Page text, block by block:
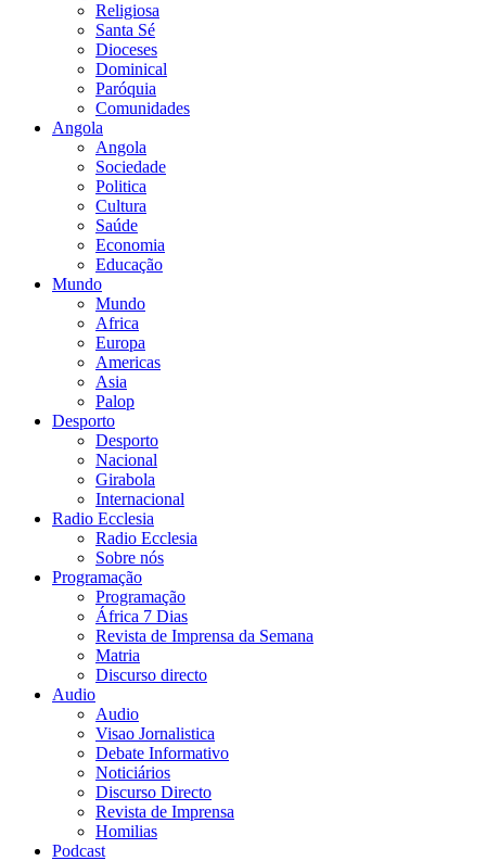
Religiosa
Santa Sé
Dioceses
Dominical
Paróquia
Comunidades
Angola
Angola
Sociedade
Politica
Cultura
Saúde
Economia
Educação
Mundo
Mundo
Africa
Europa
Americas
Asia
Palop
Desporto
Desporto
Nacional
Girabola
Internacional
Radio Ecclesia
Radio Ecclesia
Sobre nós
Programação
Programação
África 7 Dias
Revista de Imprensa da Semana
Matria
Discurso directo
Audio
Audio
Visao Jornalistica
Debate Informativo
Noticiários
Discurso Directo
Revista de Imprensa
Homilias
Podcast